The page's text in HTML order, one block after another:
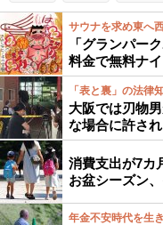
サウナを求め東へ
「グランパー
料金で無料ナ
「表と裏」の法律
大阪では刃物
な場合に許され
消費支出が7カ
お盆シーズン
年金不安時代を生